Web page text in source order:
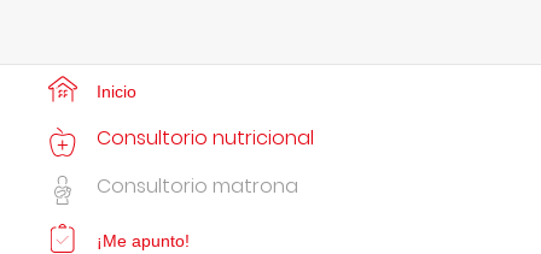
Inicio
Consultorio nutricional
Consultorio matrona
¡Me apunto!